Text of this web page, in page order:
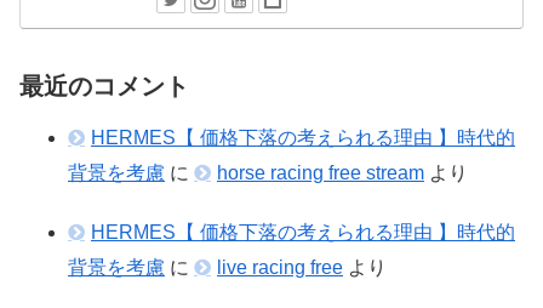
最近のコメント
HERMES【 価格下落の考えられる理由 】時代的
背景を考慮 に horse racing free stream より
HERMES【 価格下落の考えられる理由 】時代的
背景を考慮 に live racing free より